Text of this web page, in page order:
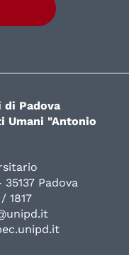
di Padova
Umani "Antonio
Padova
1817